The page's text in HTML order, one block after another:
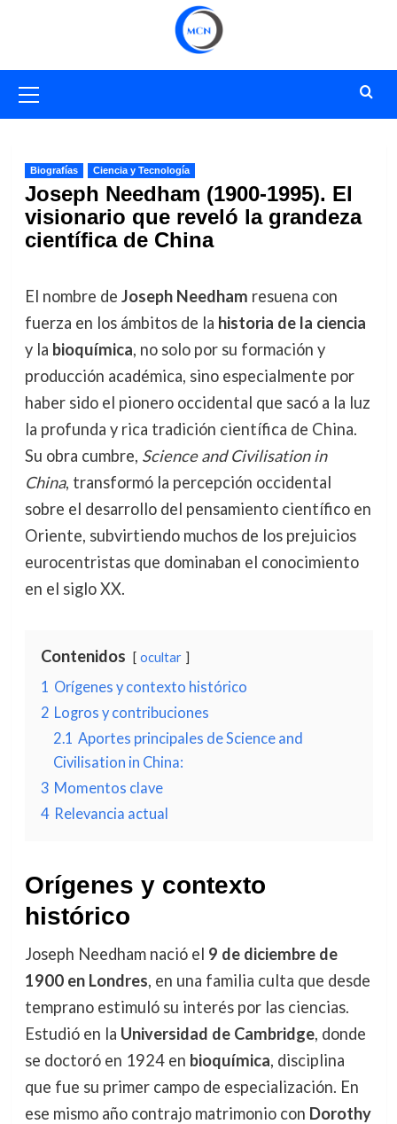
primario
Biografías Ciencia y Tecnología
Joseph Needham (1900-1995). El
visionario que reveló la grandeza
científica de China
El nombre de Joseph Needham resuena con
fuerza en los ámbitos de la historia de la ciencia
y la bioquímica, no solo por su formación y
producción académica, sino especialmente por
haber sido el pionero occidental que sacó a la luz
la profunda y rica tradición científica de China.
Su obra cumbre, Science and Civilisation in
China, transformó la percepción occidental
sobre el desarrollo del pensamiento científico en
Oriente, subvirtiendo muchos de los prejuicios
eurocentristas que dominaban el conocimiento
en el siglo XX.
Contenidos ocultar
1 Orígenes y contexto histórico
2 Logros y contribuciones
2.1 Aportes principales de Science and
Civilisation in China:
3 Momentos clave
4 Relevancia actual
Orígenes y contexto
histórico
Joseph Needham nació el 9 de diciembre de
1900 en Londres, en una familia culta que desde
temprano estimuló su interés por las ciencias.
Estudió en la Universidad de Cambridge, donde
se doctoró en 1924 en bioquímica, disciplina
que fue su primer campo de especialización. En
ese mismo año contrajo matrimonio con Dorothy